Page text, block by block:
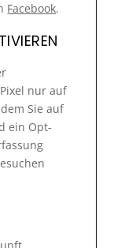
Facebook.
nur auf
Sie auf
ein Opt-